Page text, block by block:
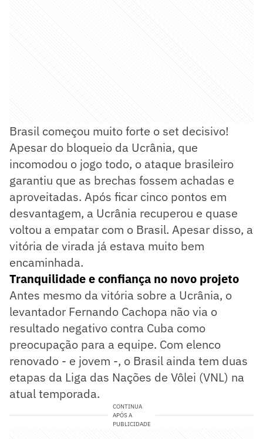
Brasil começou muito forte o set decisivo!
Apesar do bloqueio da Ucrânia, que
incomodou o jogo todo, o ataque brasileiro
garantiu que as brechas fossem achadas e
aproveitadas. Após ficar cinco pontos em
desvantagem, a Ucrânia recuperou e quase
voltou a empatar com o Brasil. Apesar disso, a
vitória de virada já estava muito bem
encaminhada.
Tranquilidade e confiança no novo projeto
Antes mesmo da vitória sobre a Ucrânia, o
levantador Fernando Cachopa não via o
resultado negativo contra Cuba como
preocupação para a equipe. Com elenco
renovado - e jovem -, o Brasil ainda tem duas
etapas da Liga das Nações de Vôlei (VNL) na
atual temporada.
CONTINUA
APÓS A
PUBLICIDADE